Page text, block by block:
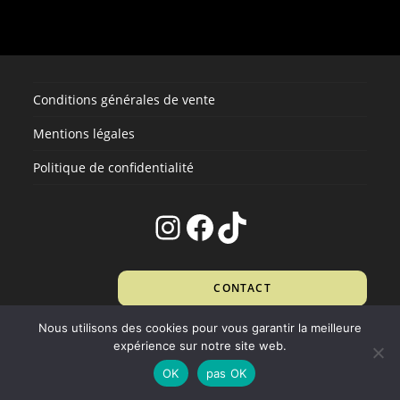
la
produit
Conditions générales de vente
Mentions légales
Politique de confidentialité
Instagram
FacebookTikTok
CONTACT
Nous utilisons des cookies pour vous garantir la meilleure
expérience sur notre site web.
OK
pas OK